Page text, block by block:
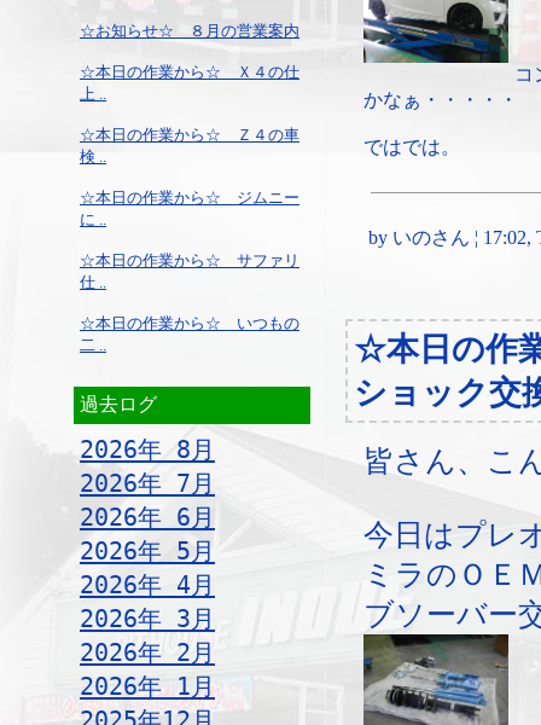
☆お知らせ☆ ８月の営業案内
☆本日の作業から☆ Ｘ４の仕
上 ..
☆本日の作業から☆ Ｚ４の車
検 ..
☆本日の作業から☆ ジムニー
に ..
☆本日の作業から☆ サファリ
仕 ..
☆本日の作業から☆ いつもの
二 ..
過去ログ
2026年 8月
2026年 7月
2026年 6月
2026年 5月
2026年 4月
2026年 3月
2026年 2月
2026年 1月
コ
かなぁ・・・・・
ではでは。
by いのさん ¦ 17:02,
☆本日の作
ショック交
皆さん、こ
今日はプレ
ミラのＯＥ
ブソーバー